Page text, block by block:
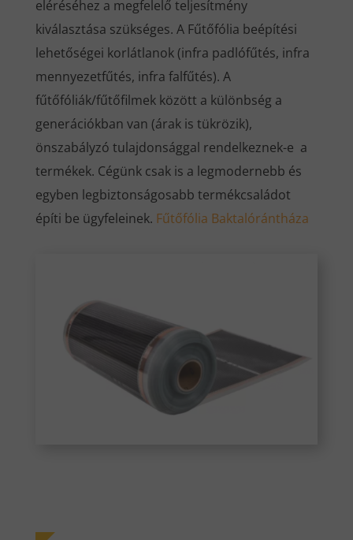
eléréséhez a megfelelő teljesítmény
kiválasztása szükséges. A Fűtőfólia beépítési
lehetőségei korlátlanok (infra padlófűtés, infra
mennyezetfűtés, infra falfűtés). A
fűtőfóliák/fűtőfilmek között a különbség a
generációkban van (árak is tükrözik),
önszabályzó tulajdonsággal rendelkeznek-e a
termékek. Cégünk csak is a legmodernebb és
egyben legbiztonságosabb termékcsaládot
építi be ügyfeleinek. Fűtőfólia Baktalórántháza